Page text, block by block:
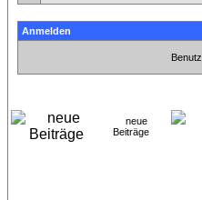
Anmelden
neue
Beiträge